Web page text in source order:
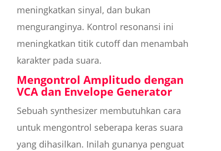
meningkatkan sinyal, dan bukan
menguranginya. Kontrol resonansi ini
meningkatkan titik cutoff dan menambah
karakter pada suara.
Mengontrol Amplitudo dengan
VCA dan Envelope Generator
Sebuah synthesizer membutuhkan cara
untuk mengontrol seberapa keras suara
yang dihasilkan. Inilah gunanya penguat